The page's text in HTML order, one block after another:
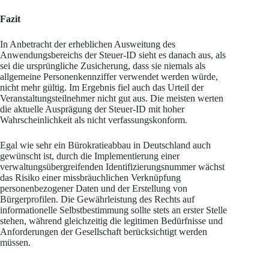
Fazit
In Anbetracht der erheblichen Ausweitung des
Anwendungsbereichs der Steuer-ID sieht es danach aus, als
sei die ursprüngliche Zusicherung, dass sie niemals als
allgemeine Personenkennziffer verwendet werden würde,
nicht mehr gültig. Im Ergebnis fiel auch das Urteil der
Veranstaltungsteilnehmer nicht gut aus. Die meisten werten
die aktuelle Ausprägung der Steuer-ID mit hoher
Wahrscheinlichkeit als nicht verfassungskonform.
Egal wie sehr ein Bürokratieabbau in Deutschland auch
gewünscht ist, durch die Implementierung einer
verwaltungsübergreifenden Identifizierungsnummer wächst
das Risiko einer missbräuchlichen Verknüpfung
personenbezogener Daten und der Erstellung von
Bürgerprofilen. Die Gewährleistung des Rechts auf
informationelle Selbstbestimmung sollte stets an erster Stelle
stehen, während gleichzeitig die legitimen Bedürfnisse und
Anforderungen der Gesellschaft berücksichtigt werden
müssen.